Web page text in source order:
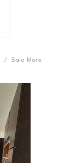
/
Baia Mare